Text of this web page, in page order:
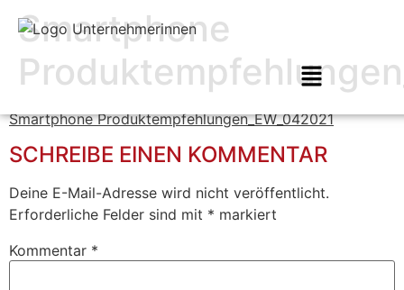
Smartphone
Smartphone Produktempfehlungen_EW_042021
SCHREIBE EINEN KOMMENTAR
Deine E-Mail-Adresse wird nicht veröffentlicht.
Erforderliche Felder sind mit * markiert
Kommentar *